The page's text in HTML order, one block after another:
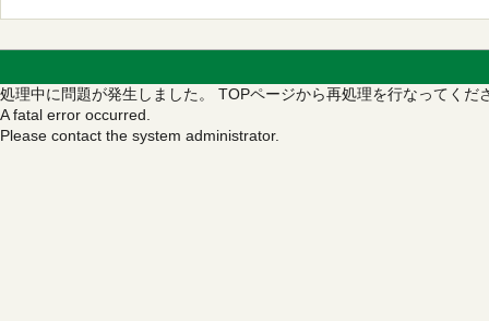
処理中に問題が発生しました。 TOPページから再処理を行なってくだ
A fatal error occurred.
Please contact the system administrator.